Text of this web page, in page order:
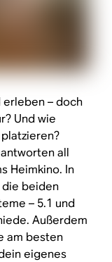
erleben – doch
Und wie
all
Heimkino. In
beiden
– 5.1 und
Außerdem
am besten
eigenes